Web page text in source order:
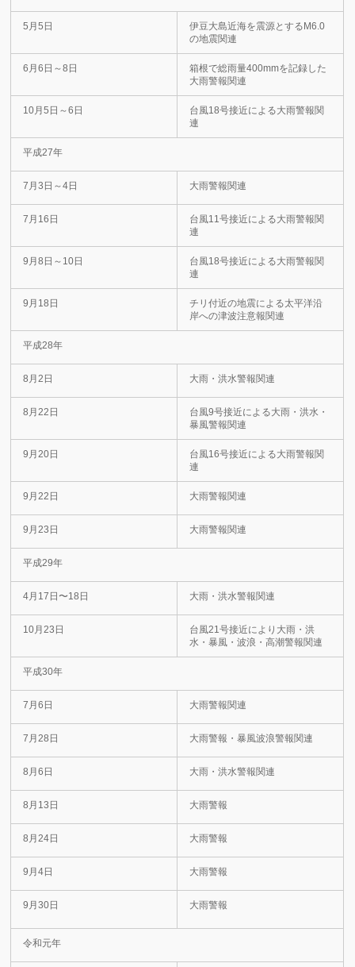
5月5日
伊豆大島近海を震源とするM6.0
の地震関連
6月6日～8日
箱根で総雨量400mmを記録した
大雨警報関連
10月5日～6日
台風18号接近による大雨警報関
連
平成27年
7月3日～4日 大雨警報関連
7月16日
台風11号接近による大雨警報関
連
9月8日～10日
台風18号接近による大雨警報関
連
9月18日
チリ付近の地震による太平洋沿
岸への津波注意報関連
平成28年
8月2日 大雨・洪水警報関連
8月22日
台風9号接近による大雨・洪水・
暴風警報関連
9月20日
台風16号接近による大雨警報関
連
9月22日 大雨警報関連
9月23日 大雨警報関連
平成29年
4月17日〜18日 大雨・洪水警報関連
10月23日
台風21号接近により大雨・洪
水・暴風・波浪・高潮警報関連
平成30年
7月6日 大雨警報関連
7月28日 大雨警報・暴風波浪警報関連
8月6日 大雨・洪水警報関連
8月13日 大雨警報
8月24日 大雨警報
9月4日 大雨警報
9月30日 大雨警報
令和元年